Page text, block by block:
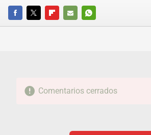
FACEBOOKTWITTERFLIPBOARD
E-
WHATSAPP
Comentarios cerrados